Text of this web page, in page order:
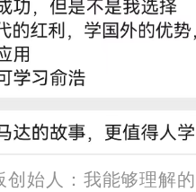
创始人：我能够理解